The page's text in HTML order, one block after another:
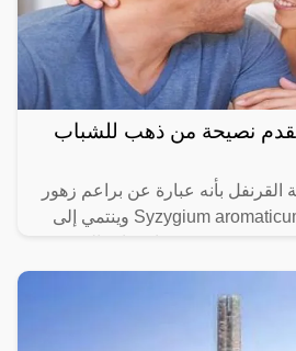
نصيحة من ذهب للشباب
بأنه عبارة عن براعم زهور
مجففة من شجرة “Syzygium aromaticum وينتمي إلى